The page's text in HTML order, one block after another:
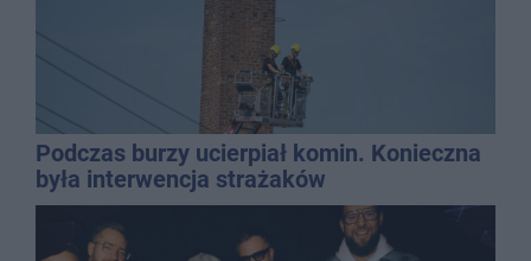
Podczas burzy ucierpiał komin. Konieczna
była interwencja strażaków